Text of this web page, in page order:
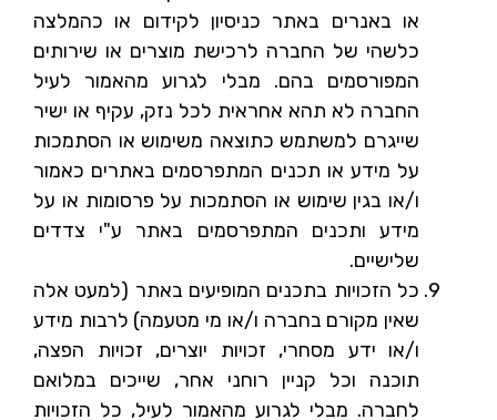
או באנרים באתר כניסיון לקידום או כהמלצה
כלשהי של החברה לרכישת מוצרים או שירותים
המפורסמים בהם. מבלי לגרוע מהאמור לעיל
החברה לא תהא אחראית לכל נזק, עקיף או ישיר
שייגרם למשתמש כתוצאה משימוש או הסתמכות
על מידע או תכנים המתפרסמים באתרים כאמור
ו/או בגין שימוש או הסתמכות על פרסומות או על
מידע ותכנים המתפרסמים באתר ע"י צדדים
שלישיים.
כל הזכויות בתכנים המופיעים באתר (למעט אלה
שאין מקורם בחברה ו/או מי מטעמה) לרבות מידע
ו/או ידע מסחרי, זכויות יוצרים, זכויות הפצה,
תוכנה וכל קניין רוחני אחר, שייכים במלואם
לחברה. מבלי לגרוע מהאמור לעיל, כל הזכויות